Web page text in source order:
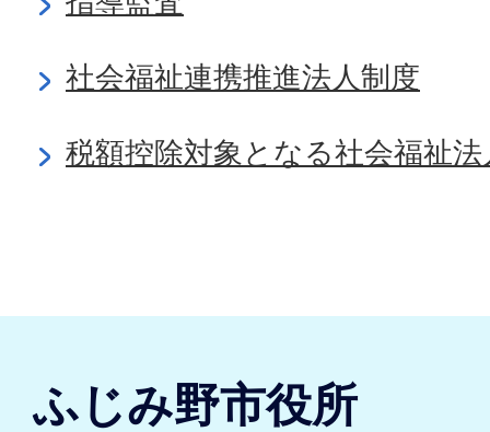
社会福祉連携推進法人制度
税額控除対象となる社会福祉
ふじみ野市役所